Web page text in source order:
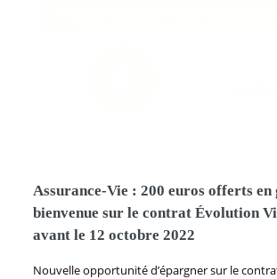
Assurance-Vie : 200 euros offerts en
bienvenue sur le contrat Évolution
avant le 12 octobre 2022
Nouvelle opportunité d’épargner sur le